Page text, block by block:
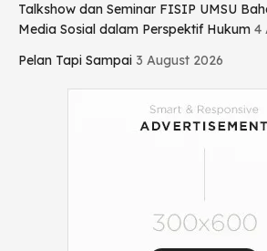
Talkshow dan Seminar FISIP UMSU
Media Sosial dalam Perspektif Hukum 4
Pelan Tapi Sampai 3 August 2026